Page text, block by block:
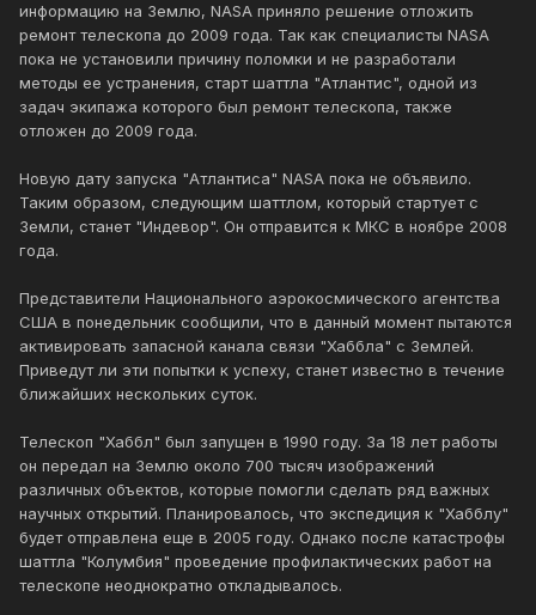
информацию на Землю, NASA приняло решение отложить
ремонт телескопа до 2009 года. Так как специалисты NASA
пока не установили причину поломки и не разработали
методы ее устранения, старт шаттла "Атлантис", одной из
задач экипажа которого был ремонт телескопа, также
отложен до 2009 года.
Новую дату запуска "Атлантиса" NASA пока не объявило.
Таким образом, следующим шаттлом, который стартует с
Земли, станет "Индевор". Он отправится к МКС в ноябре 2008
года.
Представители Национального аэрокосмического агентства
США в понедельник сообщили, что в данный момент пытаются
активировать запасной канала связи "Хаббла" с Землей.
Приведут ли эти попытки к успеху, станет известно в течение
ближайших нескольких суток.
Телескоп "Хаббл" был запущен в 1990 году. За 18 лет работы
он передал на Землю около 700 тысяч изображений
различных объектов, которые помогли сделать ряд важных
научных открытий. Планировалось, что экспедиция к "Хабблу"
будет отправлена еще в 2005 году. Однако после катастрофы
шаттла "Колумбия" проведение профилактических работ на
телескопе неоднократно откладывалось.